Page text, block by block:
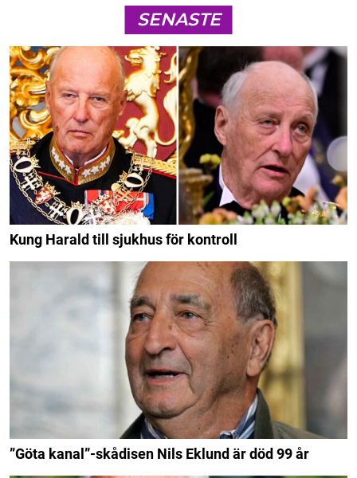
SENASTE
Kung Harald till sjukhus för kontroll
”Göta kanal”-skådisen Nils Eklund är död 99 år